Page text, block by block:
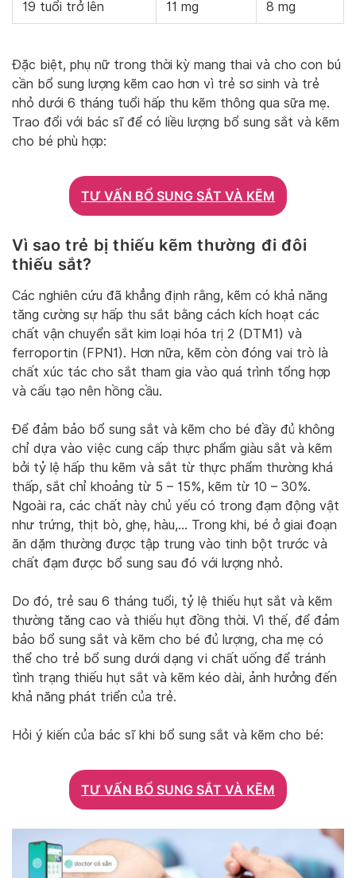
19 tuổi trở lên 11 mg 8 mg
Đặc biệt, phụ nữ trong thời kỳ mang thai và cho con bú
cần bổ sung lượng kẽm cao hơn vì trẻ sơ sinh và trẻ
nhỏ dưới 6 tháng tuổi hấp thu kẽm thông qua sữa mẹ.
Trao đổi với bác sĩ để có liều lượng bổ sung sắt và kẽm
cho bé phù hợp:
TƯ VẤN BỔ SUNG SẮT VÀ KẼM
Vì sao trẻ bị thiếu kẽm thường đi đôi
thiếu sắt?
Các nghiên cứu đã khẳng định rằng, kẽm có khả năng
tăng cường sự hấp thu sắt bằng cách kích hoạt các
chất vận chuyển sắt kim loại hóa trị 2 (DTM1) và
ferroportin (FPN1). Hơn nữa, kẽm còn đóng vai trò là
chất xúc tác cho sắt tham gia vào quá trình tổng hợp
và cấu tạo nên hồng cầu.
Để đảm bảo bổ sung sắt và kẽm cho bé đầy đủ không
chỉ dựa vào việc cung cấp thực phẩm giàu sắt và kẽm
bởi tỷ lệ hấp thu kẽm và sắt từ thực phẩm thường khá
thấp, sắt chỉ khoảng từ 5 – 15%, kẽm từ 10 – 30%.
Ngoài ra, các chất này chủ yếu có trong đạm động vật
như trứng, thịt bò, ghẹ, hàu,… Trong khi, bé ở giai đoạn
ăn dặm thường được tập trung vào tinh bột trước và
chất đạm được bổ sung sau đó với lượng nhỏ.
Do đó, trẻ sau 6 tháng tuổi, tỷ lệ thiếu hụt sắt và kẽm
thường tăng cao và thiếu hụt đồng thời. Vì thế, để đảm
bảo bổ sung sắt và kẽm cho bé đủ lượng, cha mẹ có
thể cho trẻ bổ sung dưới dạng vi chất uống để tránh
tình trạng thiếu hụt sắt và kẽm kéo dài, ảnh hưởng đến
khả năng phát triển của trẻ.
Hỏi ý kiến của bác sĩ khi bổ sung sắt và kẽm cho bé:
TƯ VẤN BỔ SUNG SẮT VÀ KẼM